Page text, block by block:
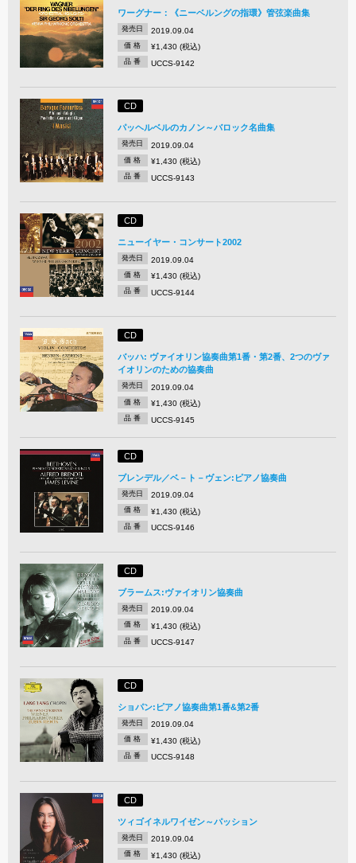
ワーグナー：《ニーベルングの指環》管弦楽曲集
発売日 2019.09.04
価 格 ¥1,430 (税込)
品 番 UCCS-9142
CD
パッヘルベルのカノン～バロック名曲集
発売日 2019.09.04
価 格 ¥1,430 (税込)
品 番 UCCS-9143
CD
ニューイヤー・コンサート2002
発売日 2019.09.04
価 格 ¥1,430 (税込)
品 番 UCCS-9144
CD
バッハ: ヴァイオリン協奏曲第1番・第2番、2つのヴァ
イオリンのための協奏曲
発売日 2019.09.04
価 格 ¥1,430 (税込)
品 番 UCCS-9145
CD
ブレンデル／ベ－ト－ヴェン:ピアノ協奏曲
発売日 2019.09.04
価 格 ¥1,430 (税込)
品 番 UCCS-9146
CD
ブラームス:ヴァイオリン協奏曲
発売日 2019.09.04
価 格 ¥1,430 (税込)
品 番 UCCS-9147
CD
ショパン:ピアノ協奏曲第1番&第2番
発売日 2019.09.04
価 格 ¥1,430 (税込)
品 番 UCCS-9148
CD
ツィゴイネルワイゼン～パッション
発売日 2019.09.04
価 格 ¥1,430 (税込)